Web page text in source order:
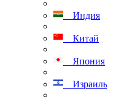
Индия
Китай
Япония
Израиль